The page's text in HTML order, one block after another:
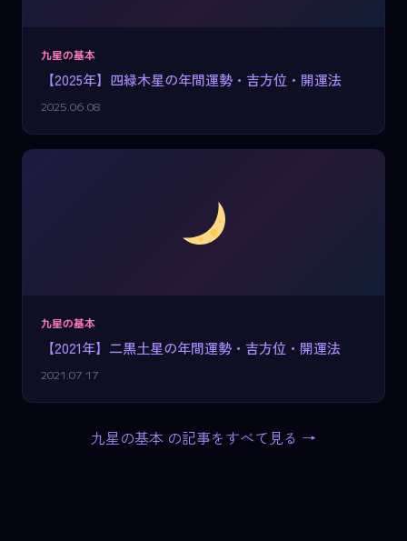
九星の基本
【2025年】四緑木星の年間運勢・吉方位・開運法
2025.06.08
九星の基本
【2021年】二黒土星の年間運勢・吉方位・開運法
2021.07.17
九星の基本 の記事をすべて見る →